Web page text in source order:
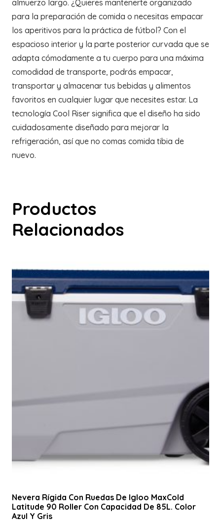
almuerzo largo. ¿Quieres mantenerte organizado
para la preparación de comida o necesitas empacar
los aperitivos para la práctica de fútbol? Con el
espacioso interior y la parte posterior curvada que se
adapta cómodamente a tu cuerpo para una máxima
comodidad de transporte, podrás empacar,
transportar y almacenar tus bebidas y alimentos
favoritos en cualquier lugar que necesites estar. La
tecnología Cool Riser significa que el diseño ha sido
cuidadosamente diseñado para mejorar la
refrigeración, así que no comas comida tibia de
nuevo.
Productos
Relacionados
Nevera Rígida Con Ruedas De Igloo MaxCold
Latitude 90 Roller Con Capacidad De 85L. Color
Azul Y Gris